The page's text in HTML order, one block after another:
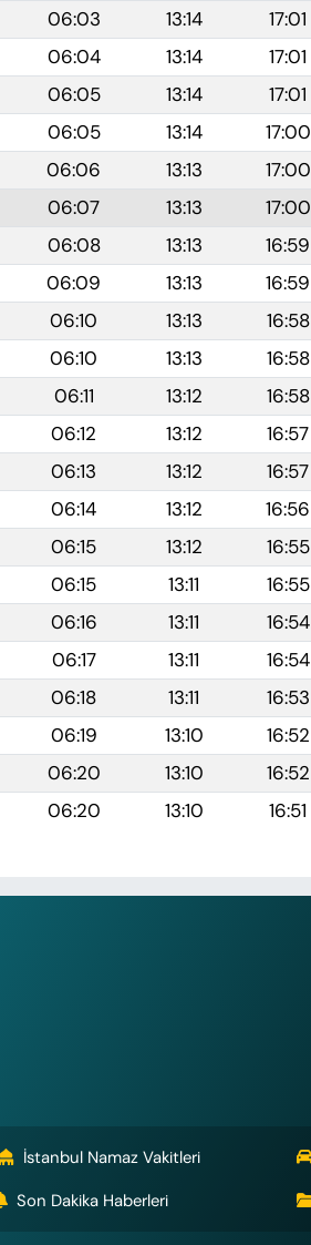
06:03 13:14 17:01
06:04 13:14 17:01
06:05 13:14 17:01
06:05 13:14 17:00
06:06 13:13 17:00
06:07 13:13 17:00
06:08 13:13 16:59
06:09 13:13 16:59
06:10 13:13 16:58
06:10 13:13 16:58
06:11 13:12 16:58
06:12 13:12 16:57
06:13 13:12 16:57
06:14 13:12 16:56
06:15 13:12 16:55
06:15 13:11 16:55
06:16 13:11 16:54
06:17 13:11 16:54
06:18 13:11 16:53
06:19 13:10 16:52
06:20 13:10 16:52
06:20 13:10 16:51
İstanbul Namaz Vakitleri
Son Dakika Haberleri